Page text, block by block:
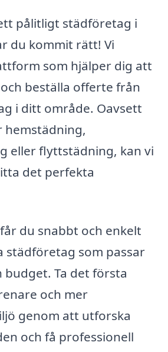
pålitligt städföretag i
du kommit rätt! Vi
som hjälper dig att
beställa offerte från
i ditt område. Oavsett
hemstädning,
eller flyttstädning, kan vi
det perfekta
du snabbt och enkelt
städföretag som passar
budget. Ta det första
och mer
genom att utforska
och få professionell